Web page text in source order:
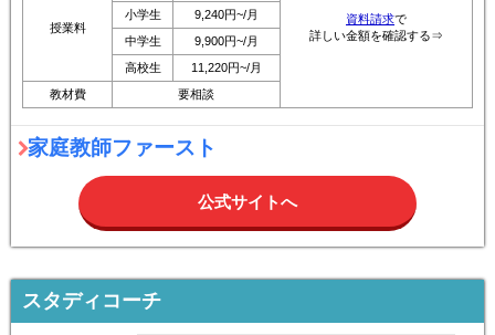
資料請求で
詳しい金額を確認する⇒
授業料
小学生
9,240円~/月
中学生
9,900円~/月
高校生
11,220円~/月
教材費
要相談
家庭教師ファースト
公式サイトへ
スタディコーチ